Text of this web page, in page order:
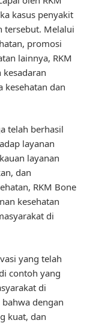
kasus penyakit
tersebut. Melalui
promosi
lainnya, RKM
kesehatan dan
telah berhasil
layanan
layanan
dan
RKM Bone
kesehatan
di
yang telah
contoh yang
di
dengan
kuat, dan